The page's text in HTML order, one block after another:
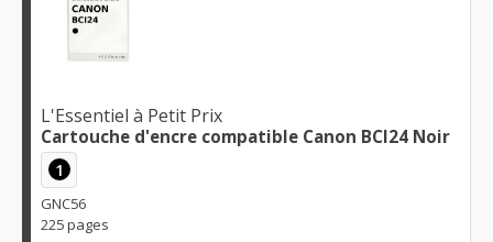
L'Essentiel à Petit Prix
Cartouche d'encre compatible Canon BCI24 Noir
1
GNC56
225 pages